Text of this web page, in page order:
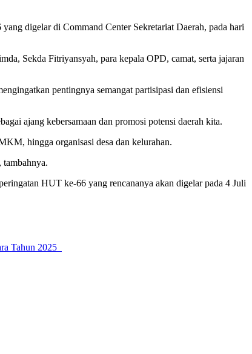
digelar di Command Center Sekretariat Daerah, pada hari
Sekda Fitriyansyah, para kepala OPD, camat, serta jajaran
pentingnya semangat partisipasi dan efisiensi
ajang kebersamaan dan promosi potensi daerah kita.
hingga organisasi desa dan kelurahan.
tambahnya.
HUT ke-66 yang rencananya akan digelar pada 4 Juli
Tahun 2025